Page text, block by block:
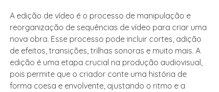
A edição de vídeo é o processo de manipulação e
reorganização de sequências de vídeo para criar uma
nova obra. Esse processo pode incluir cortes, adição
de efeitos, transições, trilhas sonoras e muito mais. A
edição é uma etapa crucial na produção audiovisual,
pois permite que o criador conte uma história de
forma coesa e envolvente, ajustando o ritmo e a